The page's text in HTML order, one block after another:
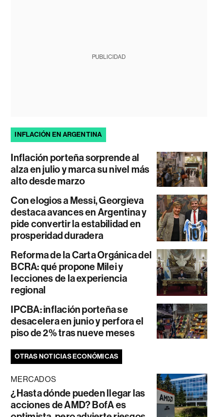
PUBLICIDAD
INFLACIÓN EN ARGENTINA
Inflación porteña sorprende al
alza en julio y marca su nivel más
alto desde marzo
Con elogios a Messi, Georgieva
destaca avances en Argentina y
pide convertir la estabilidad en
prosperidad duradera
Reforma de la Carta Orgánica del
BCRA: qué propone Milei y
lecciones de la experiencia
regional
IPCBA: inflación porteña se
desacelera en junio y perfora el
piso de 2% tras nueve meses
OTRAS NOTICIAS ECONÓMICAS
MERCADOS
¿Hasta dónde pueden llegar las
acciones de AMD? BofA es